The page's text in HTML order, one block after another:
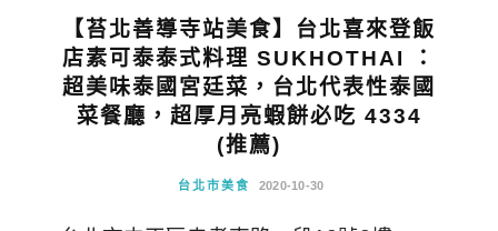
【苔北善導寺站美食】台北喜來登飯
店素可泰泰式料理 SUKHOTHAI ：
超美味泰國宮廷菜，台北代表性泰國
菜餐廳，超厚月亮蝦餅必吃 4334
(推薦)
台北市美食 2020-10-30